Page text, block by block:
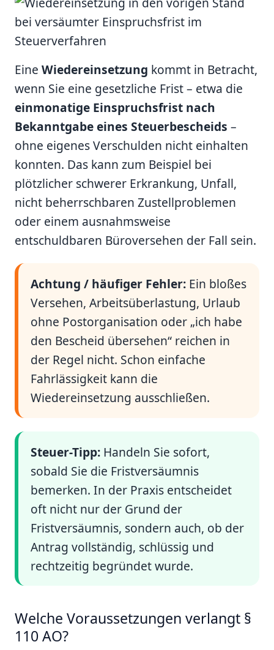
Eine Wiedereinsetzung kommt in Betracht,
wenn Sie eine gesetzliche Frist – etwa die
einmonatige Einspruchsfrist nach
Bekanntgabe eines Steuerbescheids –
ohne eigenes Verschulden nicht einhalten
konnten. Das kann zum Beispiel bei
plötzlicher schwerer Erkrankung, Unfall,
nicht beherrschbaren Zustellproblemen
oder einem ausnahmsweise
entschuldbaren Büroversehen der Fall sein.
Achtung / häufiger Fehler: Ein bloßes
Versehen, Arbeitsüberlastung, Urlaub
ohne Postorganisation oder „ich habe
den Bescheid übersehen“ reichen in
der Regel nicht. Schon einfache
Fahrlässigkeit kann die
Wiedereinsetzung ausschließen.
Steuer-Tipp: Handeln Sie sofort,
sobald Sie die Fristversäumnis
bemerken. In der Praxis entscheidet
oft nicht nur der Grund der
Fristversäumnis, sondern auch, ob der
Antrag vollständig, schlüssig und
rechtzeitig begründet wurde.
Welche Voraussetzungen verlangt §
110 AO?